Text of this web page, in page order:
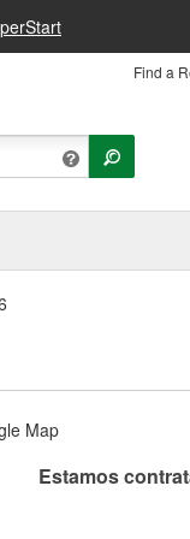
Find a
Estamos